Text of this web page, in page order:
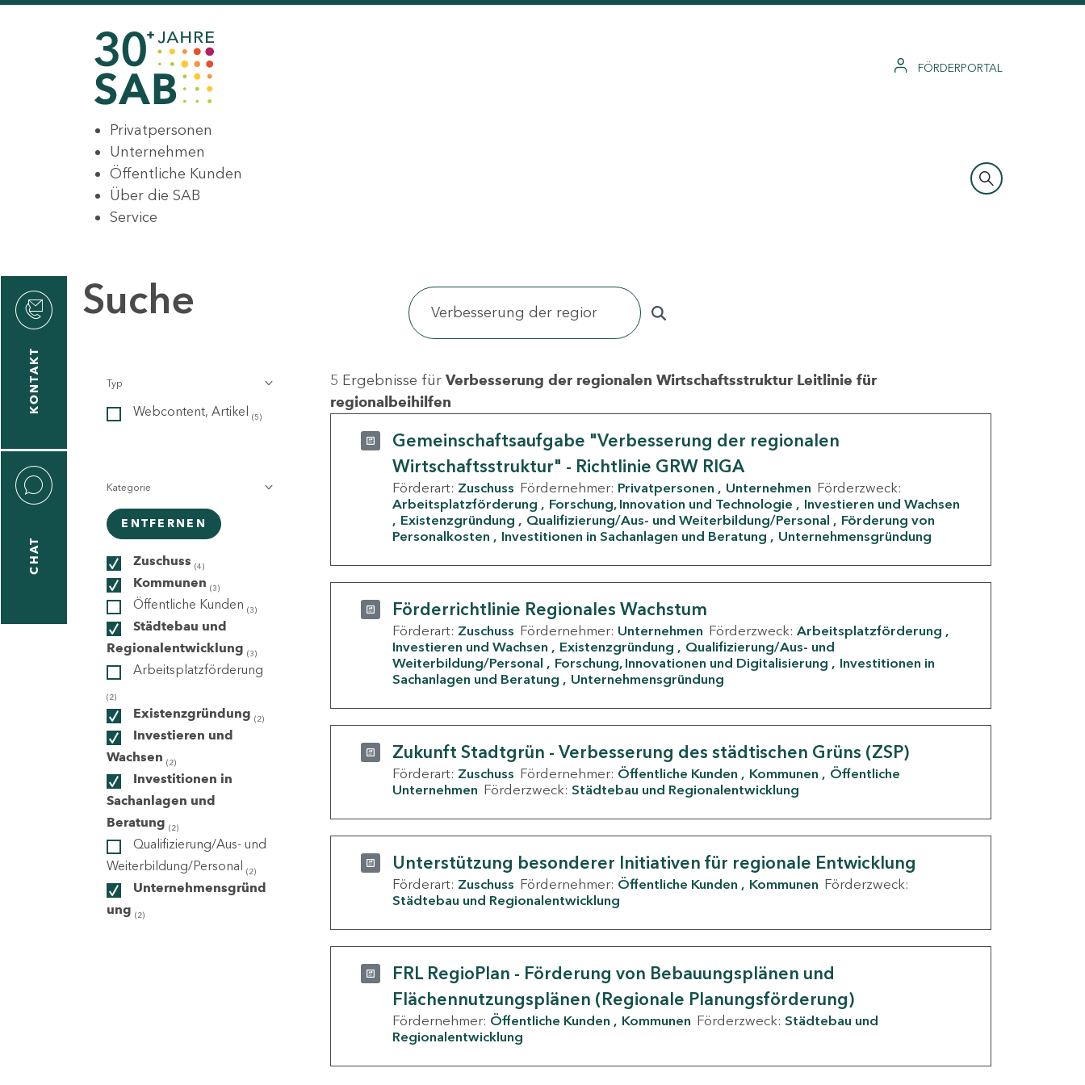
FÖRDERPORTAL
Privatpersonen
Unternehmen
Öffentliche Kunden
Über die SAB
Service
KONTAKT
CHAT
Suche
Typ
Webcontent, Artikel (5)
Kategorie
ENTFERNEN
Zuschuss (4)
Kommunen (3)
Öffentliche Kunden (3)
Städtebau und
Regionalentwicklung (3)
Arbeitsplatzförderung
(2)
Existenzgründung (2)
Investieren und
Wachsen (2)
Investitionen in
Sachanlagen und
Beratung (2)
Qualifizierung/Aus- und
Weiterbildung/Personal (2)
Unternehmensgründ
ung (2)
5 Ergebnisse für Verbesserung der regionalen Wirtschaftsstruktur Leitlinie für
regionalbeihilfen
Gemeinschaftsaufgabe "Verbesserung der regionalen
Wirtschaftsstruktur" - Richtlinie GRW RIGA
Förderart: Zuschuss Fördernehmer: Privatpersonen Unternehmen Förderzweck:
Arbeitsplatzförderung
Forschung, Innovation und Technologie
Investieren und Wachsen
Existenzgründung
Qualifizierung/Aus- und Weiterbildung/Personal
Förderung von
Personalkosten
Investitionen in Sachanlagen und Beratung Unternehmensgründung
Förderrichtlinie Regionales Wachstum
Förderart: Zuschuss Fördernehmer: Unternehmen Förderzweck: Arbeitsplatzförderung
Investieren und Wachsen
Existenzgründung
Qualifizierung/Aus- und
Weiterbildung/Personal
Forschung, Innovationen und Digitalisierung
Investitionen in
Sachanlagen und Beratung
Unternehmensgründung
Zukunft Stadtgrün - Verbesserung des städtischen Grüns (ZSP)
Förderart: Zuschuss Fördernehmer: Öffentliche Kunden Kommunen
Öffentliche
Unternehmen Förderzweck: Städtebau und Regionalentwicklung
Unterstützung besonderer Initiativen für regionale Entwicklung
Förderart: Zuschuss Fördernehmer: Öffentliche Kunden Kommunen Förderzweck:
Städtebau und Regionalentwicklung
FRL RegioPlan - Förderung von Bebauungsplänen und
Flächennutzungsplänen (Regionale Planungsförderung)
Fördernehmer: Öffentliche Kunden Kommunen Förderzweck: Städtebau und
Regionalentwicklung